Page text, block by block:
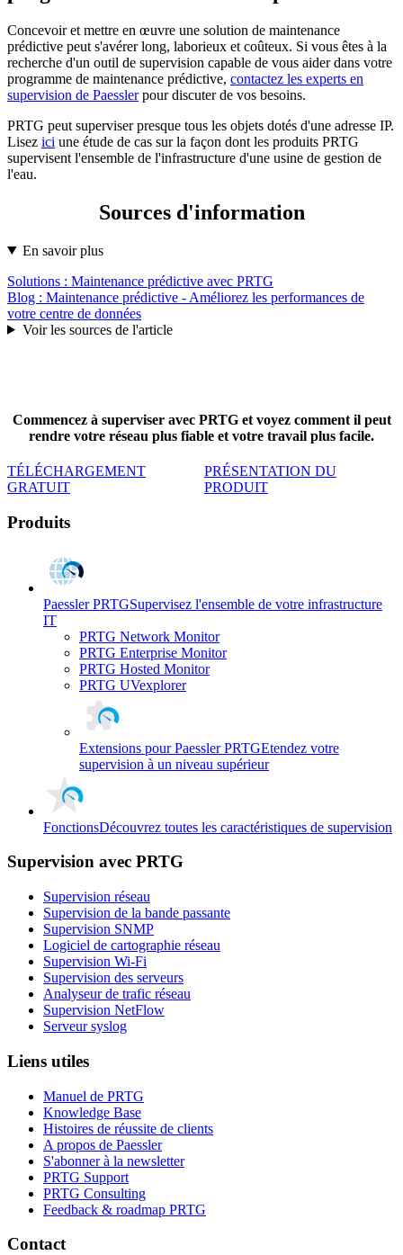
Concevoir et mettre en œuvre une solution de maintenance
prédictive peut s'avérer long, laborieux et coûteux. Si vous êtes à la
recherche d'un outil de supervision capable de vous aider dans votre
programme de maintenance prédictive, contactez les experts en
supervision de Paesslerpour discuter de vos besoins.
PRTG peut superviser presque tous les objets dotés d'une adresse IP.
Lisez ici une étude de cas sur la façon dont les produits PRTG
supervisent l'ensemble de l'infrastructure d'une usine de gestion de
l'eau.
Sources d'information
En savoir plus
Solutions : Maintenance prédictive avec PRTG
Blog : Maintenance prédictive - Améliorez les performances de
votre centre de données
Voir les sources de l'article
Commencez à superviser avec PRTG et voyez comment il peut
rendre votre réseau plus fiable et votre travail plus facile.
TÉLÉCHARGEMENT
GRATUIT
PRÉSENTATION DU
PRODUIT
Produits
Paessler PRTGSupervisez l'ensemble de votre infrastructure
IT
PRTG Network Monitor
PRTG Enterprise Monitor
PRTG Hosted Monitor
PRTG UVexplorer
Extensions pour Paessler PRTGEtendez votre
supervision à un niveau supérieur
FonctionsDécouvrez toutes les caractéristiques de supervision
Supervision avec PRTG
Supervision réseau
Supervision de la bande passante
Supervision SNMP
Logiciel de cartographie réseau
Supervision Wi-Fi
Supervision des serveurs
Analyseur de trafic réseau
Supervision NetFlow
Serveur syslog
Liens utiles
Manuel de PRTG
Knowledge Base
Histoires de réussite de clients
A propos de Paessler
S'abonner à la newsletter
PRTG Support
PRTG Consulting
Feedback & roadmap PRTG
Contact